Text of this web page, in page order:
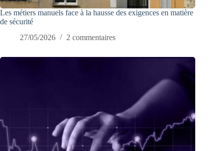
Les métiers manuels face à la hausse des exigences en matière
de sécurité
27/05/2026
2 commentaires